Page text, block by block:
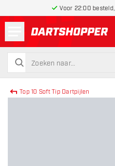
Voor 22:00
terug naar
zoeken
zoeken
Top 10 Soft Tip Dartpijlen